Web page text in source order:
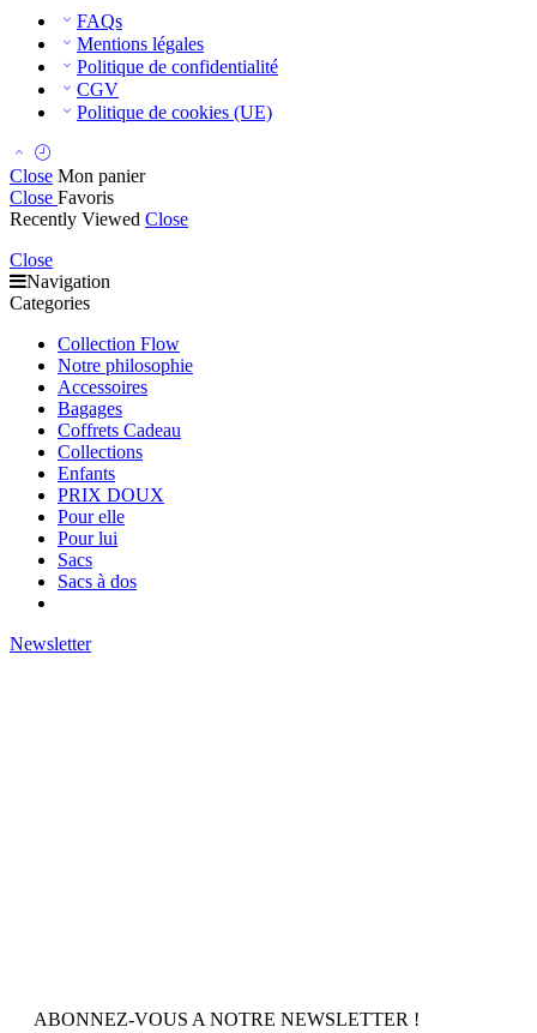
FAQs
Mentions légales
Politique de confidentialité
CGV
Politique de cookies (UE)
Close Mon panier
Close Favoris
Recently Viewed Close
Close
Navigation
Categories
Collection Flow
Notre philosophie
Accessoires
Bagages
Coffrets Cadeau
Collections
Enfants
PRIX DOUX
Pour elle
Pour lui
Sacs
Sacs à dos
Newsletter
ABONNEZ-VOUS A NOTRE NEWSLETTER !